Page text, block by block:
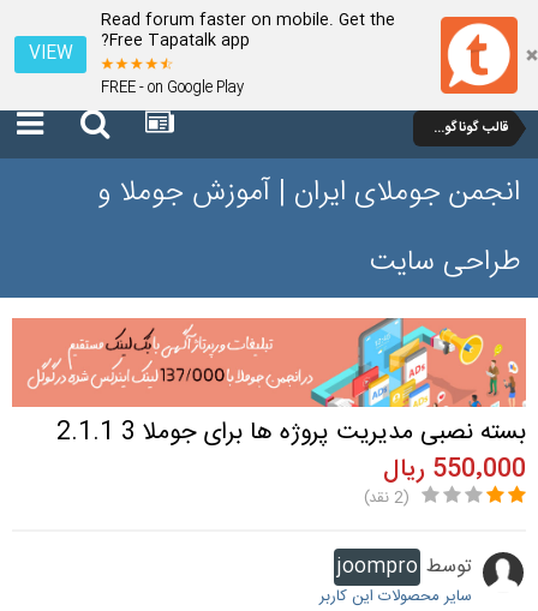
Read forum faster on mobile. Get the
Free Tapatalk app?
FREE - on Google Play
VIEW
قالب گوناگون جوملا
انجمن جوملای ایران | آموزش جوملا و
طراحی سایت
بسته نصبی مدیریت پروژه ها برای جوملا 3 2.1.1
550٬000 ریال
(2 نقد)
توسط joompro
سایر محصولات این کاربر